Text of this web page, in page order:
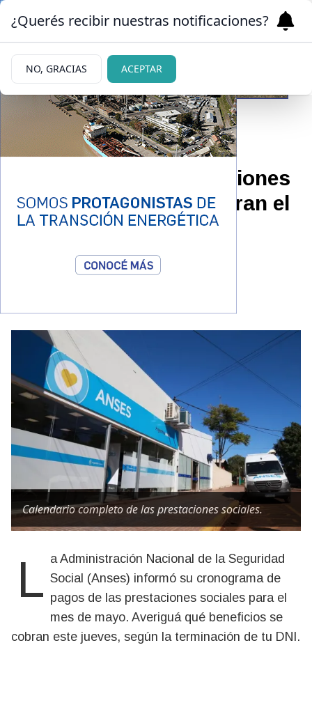
Jubilaciones y asignaciones
de Anses: quiénes cobran el
jueves 28
Todas las prestaciones.
Calendario completo de las prestaciones sociales.
La Administración Nacional de la Seguridad Social (Anses) informó su cronograma de
pagos de las prestaciones sociales para el
mes de mayo. Averiguá qué beneficios se
cobran este jueves, según la terminación de tu DNI.
¿Querés recibir nuestras notificaciones?
NO, GRACIAS ACEPTAR